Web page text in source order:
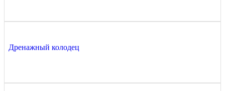
Дренажный колодец